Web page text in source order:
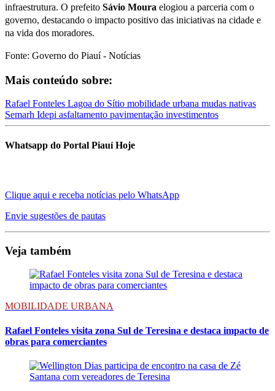
infraestrutura. O prefeito Sávio Moura elogiou a parceria com o
governo, destacando o impacto positivo das iniciativas na cidade e
na vida dos moradores.
Fonte: Governo do Piauí - Notícias
Mais conteúdo sobre:
Rafael Fonteles Lagoa do Sítio mobilidade urbana mudas nativas
Semarh Idepi asfaltamento pavimentação investimentos
Whatsapp do Portal Piauí Hoje
Clique aqui e receba notícias pelo WhatsApp
Envie sugestões de pautas
Veja também
MOBILIDADE URBANA
Rafael Fonteles visita zona Sul de Teresina e destaca impacto de
obras para comerciantes